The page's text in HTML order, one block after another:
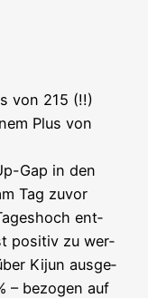
von 215 (!!)
Plus von
Gap in den
Tag zuvor
ent­
posi­tiv zu wer­
Kijun aus­ge­
– bezo­gen auf